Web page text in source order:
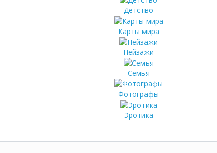
Детство
Карты мира
Пейзажи
Семья
Фотографы
Эротика